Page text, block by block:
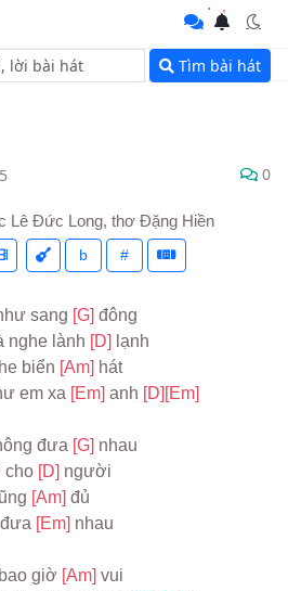
Tìm bài hát
0
Lê Đức Long, thơ Đặng Hiền
b #
sang [G] đông
nghe lành [D] lạnh
biển [Am] hát
em xa [Em] anh [D] [Em]
đưa [G] nhau
cho [D] người
[Am] đủ
[Em] nhau
giờ [Am] vui